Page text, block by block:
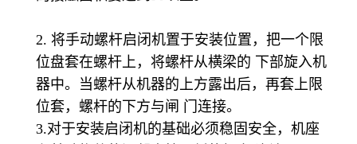
2. 将手动螺杆启闭机置于安装位置，把一个限
位盘套在螺杆上，将螺杆从横梁的 下部旋入机
器中。当螺杆从机器的上方露出后，再套上限
位套，螺杆的下方与闸 门连接。
3.对于安装启闭机的基础必须稳固安全，机座